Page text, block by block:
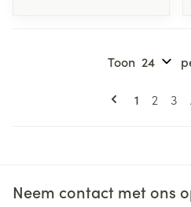
U lees
1 Pagina
2 3
Toon
Neem contact met ons